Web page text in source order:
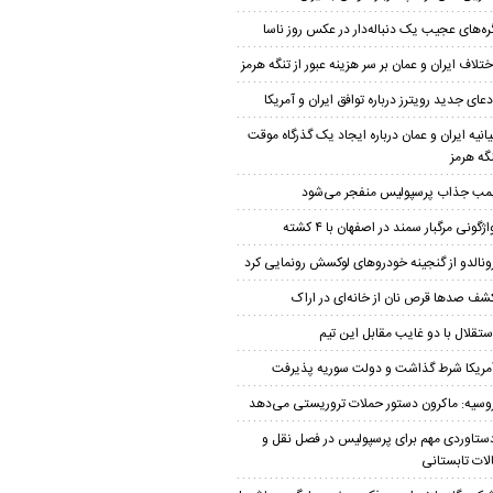
عجیب یک دنباله‌دار در عکس روز ناسا
ایران و عمان بر سر هزینه عبور از تنگه هرمز
جدید رویترز درباره توافق ایران و آمریکا
ایران و عمان درباره ایجاد یک گذرگاه موقت
هرمز
جذاب پرسپولیس منفجر می‌شود
مرگبار سمند در اصفهان با ۴ کشته
از گنجینه خودروهای لوکسش رونمایی کرد
صدها قرص نان از خانه‌ای در اراک
با دو غایب مقابل این تیم
شرط گذاشت و دولت سوریه پذیرفت
ماکرون دستور حملات تروریستی می‌دهد
مهم برای پرسپولیس در فصل نقل و
تابستانی